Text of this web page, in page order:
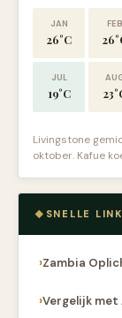
JAN
26°C
FEB
JUL
19°C
Livingstone
oktober. Kafue
SNELLE
Zambia
Vergelijk met